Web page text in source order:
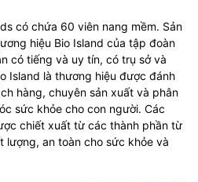
có chứa 60 viên nang mềm. Sản
hiệu Bio Island của tập đoàn
có tiếng và uy tín, có trụ sở và
Island là thương hiệu được đánh
hàng, chuyên sản xuất và phân
sức khỏe cho con người. Các
chiết xuất từ các thành phần từ
lượng, an toàn cho sức khỏe và